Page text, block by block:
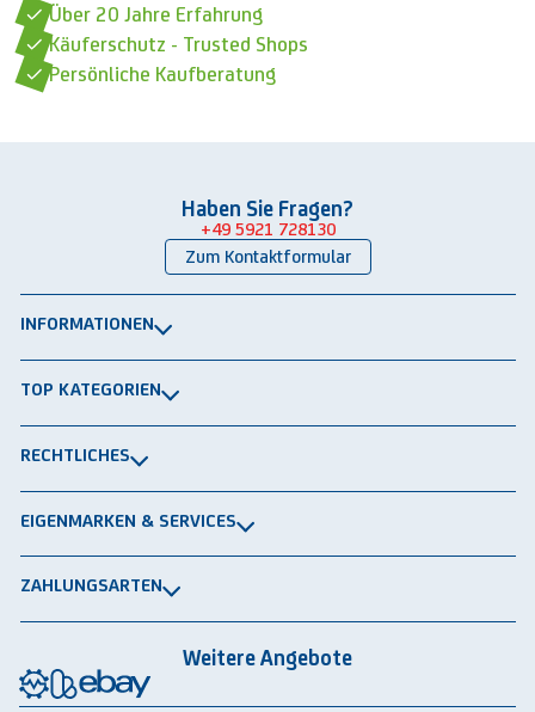
Über 20 Jahre Erfahrung
Käuferschutz - Trusted Shops
Persönliche Kaufberatung
Haben Sie Fragen?
+49 5921 728130
Zum Kontaktformular
INFORMATIONEN
Newsletter
TOP KATEGORIEN
Schwerlastregale
Lagerbehälten
RECHTLICHES
Datenschutz
Cookie-Einstellungen
EIGENMARKEN & SERVICES
Integrationspartner
Rückbauten & Ankauf gebrauchter Lagertechnik
ZAHLUNGSARTEN
Weitere Angebote